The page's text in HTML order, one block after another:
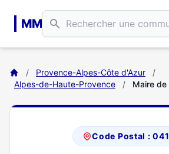
MM
/ Provence-Alpes-Côte d'Azur
/
Alpes-de-Haute-Provence
/ Maire de
Code Postal :